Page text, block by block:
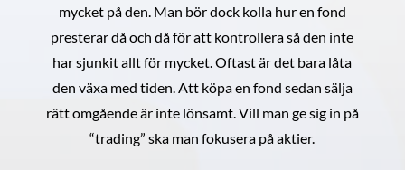
mycket på den. Man bör dock kolla hur en fond
presterar då och då för att kontrollera så den inte
har sjunkit allt för mycket. Oftast är det bara låta
den växa med tiden. Att köpa en fond sedan sälja
rätt omgående är inte lönsamt. Vill man ge sig in på
“trading” ska man fokusera på aktier.